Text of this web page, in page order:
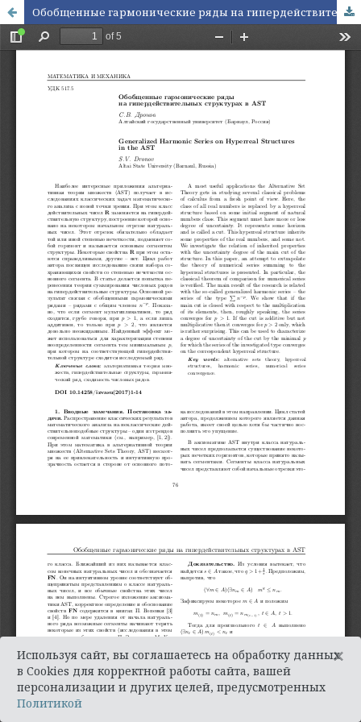
Обобщенные гармонические ряды на гипердействительных структурах в AST
Используя сайт, вы соглашаетесь на обработку данных
в Cookies для корректной работы сайта, вашей
персонализации и других целей, предусмотренных
Политикой
×